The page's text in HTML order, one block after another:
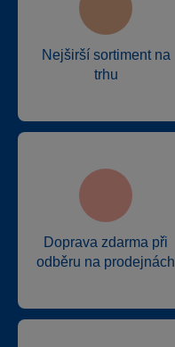
Nejširší sortiment na
trhu
Doprava zdarma při
odběru na prodejnách